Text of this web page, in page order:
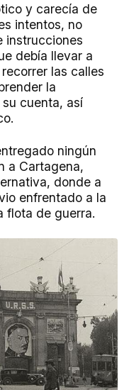
y carecía de
intentos, no
instrucciones
debía llevar a
las calles
la
cuenta, así
ningún
a Cartagena,
donde a
enfrentado a la
flota de guerra.